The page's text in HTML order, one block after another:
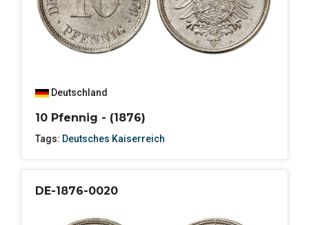
Deutschland
10 Pfennig - (1876)
Tags: Deutsches Kaiserreich
DE-1876-0020